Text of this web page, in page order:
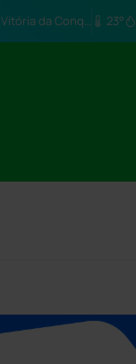
Vitória da Conq… 23°